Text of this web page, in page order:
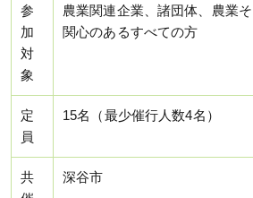
参
加
対
象
農業関連企業、諸団体、農業
関心のあるすべての方
定
員
15名（最少催行人数4名）
共
深谷市